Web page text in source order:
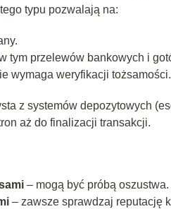
typu pozwalają na:
tym przelewów bankowych i
wymaga weryfikacji tożsamości.
z systemów depozytowych
aż do finalizacji transakcji.
– mogą być próbą oszustwa.
– zawsze sprawdzaj reputację